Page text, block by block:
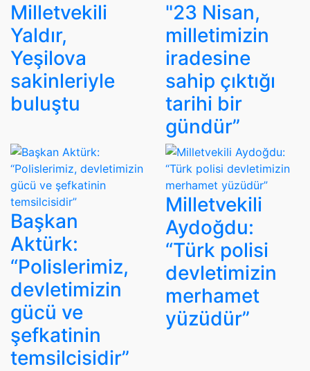
Milletvekili
Yaldır,
Yeşilova
sakinleriyle
buluştu
"23 Nisan,
milletimizin
iradesine
sahip çıktığı
tarihi bir
gündür”
Başkan
Aktürk:
“Polislerimiz,
devletimizin
gücü ve
şefkatinin
temsilcisidir”
Milletvekili
Aydoğdu:
“Türk polisi
devletimizin
merhamet
yüzüdür”